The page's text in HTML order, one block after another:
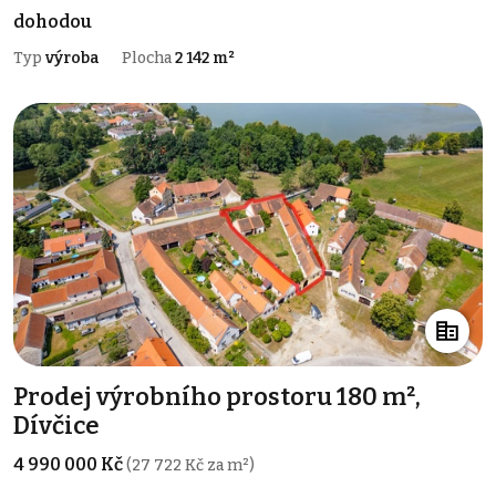
dohodou
Typ výroba Plocha2 142 m²
Prodej výrobního prostoru 180 m²,
Dívčice
4 990 000 Kč(27 722 Kč za m²)